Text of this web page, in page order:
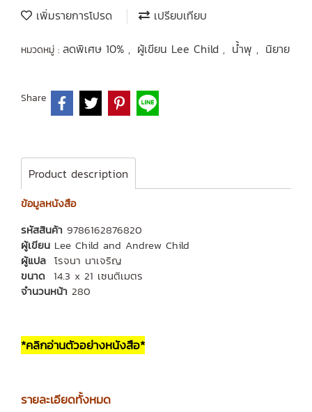
เพิ่มรายการโปรด เปรียบเทียบ
หมวดหมู่ : ลดพิเศษ 10% , ผู้เขียน Lee Child , น้ำพุ , นิยาย
Share
Product description
ข้อมูลหนังสือ
รหัสสินค้า 9786162876820
ผู้เขียน Lee Child and Andrew Child
ผู้แปล โรจนา นาเจริญ
ขนาด 14.3 x 21 เซนติเมตร
จำนวนหน้า 280
*คลิกอ่านตัวอย่างหนังสือ*
รายละเอียดทั้งหมด